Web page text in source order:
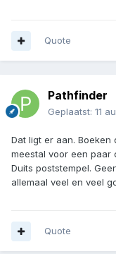
Quote
Pathfinder
Geplaatst: 11
Dat ligt er aan. Boeken
meestal voor een paar
Duits poststempel.
allemaal veel en veel
Quote